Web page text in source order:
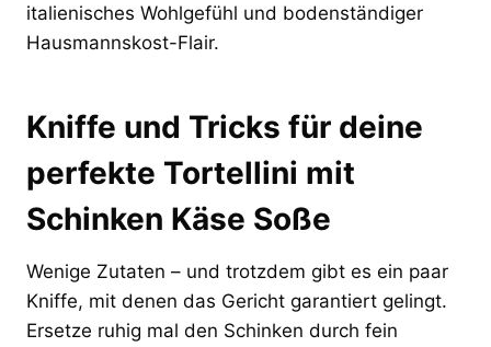
italienisches Wohlgefühl und bodenständiger
Hausmannskost-Flair.
Kniffe und Tricks für deine
perfekte Tortellini mit
Schinken Käse Soße
Wenige Zutaten – und trotzdem gibt es ein paar
Kniffe, mit denen das Gericht garantiert gelingt.
Ersetze ruhig mal den Schinken durch fein